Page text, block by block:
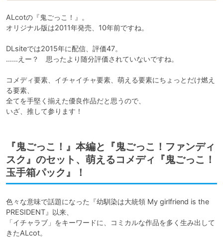
ALcotの『鬼ごっこ！』。
オリジナル版は2011年発売、10年前ですね。
DLsiteでは2015年に配信、評価47。
……えー？　思ったより随分評価されていないですね。
コメディ要素、イチャイチャ要素、萌える要素にちょっとだけ燃え
る要素、
全てを手堅く揃えた優良作品だと思うので、
いざ、推して参ります！
『鬼ごっこ！』本編と『鬼ごっこ！ファンディ
スク』のセット、萌えるコメディ『鬼ごっこ！
玉手箱パック』！
色々な意味で話題になった『幼馴染は大統領 My girlfriend is the
PRESIDENT』以来、
「イチャラブ」をキーワードに、コミカルな作品を多く生み出して
きたALcot。